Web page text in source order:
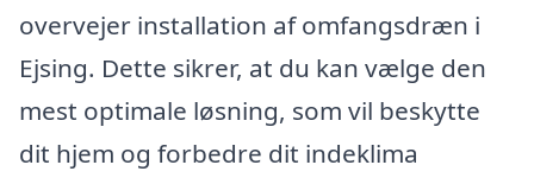
overvejer installation af omfangsdræn i
Ejsing. Dette sikrer, at du kan vælge den
mest optimale løsning, som vil beskytte
dit hjem og forbedre dit indeklima